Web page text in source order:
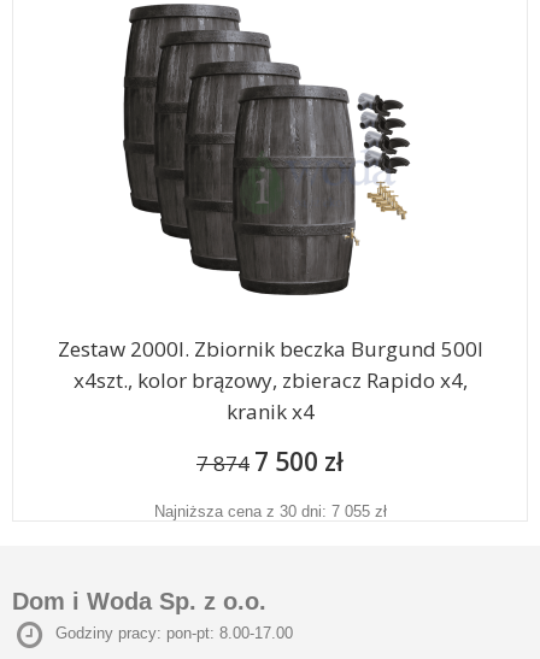
Zestaw 2000l. Zbiornik beczka Burgund 500l
x4szt., kolor brązowy, zbieracz Rapido x4,
kranik x4
7 874 7 500 zł
Najniższa cena z 30 dni: 7 055 zł
Dom i Woda Sp. z o.o.
Godziny pracy: pon-pt: 8.00-17.00